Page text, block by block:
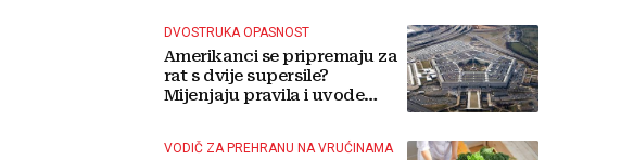
DVOSTRUKA OPASNOST
Amerikanci se pripremaju za
rat s dvije supersile?
Mijenjaju pravila i uvode
VODIČ ZA PREHRANU NA VRUĆINAMA